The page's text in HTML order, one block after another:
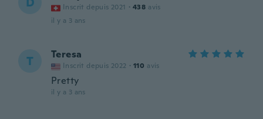
Inscrit depuis 2021 · 438 avis
il y a 3 ans
T Teresa
Inscrit depuis 2022 · 110 avis
Pretty
il y a 3 ans